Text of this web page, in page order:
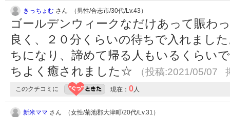
きっちょむ さん （男性/合志市/30代/Lv.43）
ゴールデンウィークなだけあって賑わ
良く、２０分くらいの待ちで入れまし
ちになり、諦めて帰る人もいるくらい
ちよく癒されました☆
（投稿:2021/05/07
このクチコミに 現在： 0人
新米ママ さん （女性/菊池郡大津町/20代/Lv.31）